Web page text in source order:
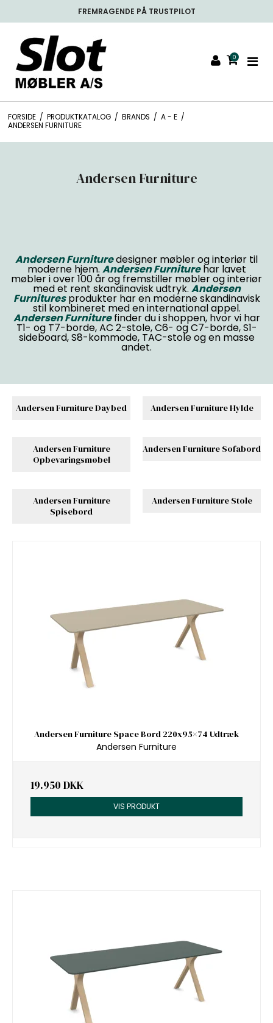
FREMRAGENDE PÅ TRUSTPILOT
0
FORSIDE / PRODUKTKATALOG / BRANDS / A - E /
ANDERSEN FURNITURE
Andersen Furniture
Andersen Furnituredesigner møbler og interiør til
moderne hjem. Andersen Furniturehar lavet
møbler i over 100 år og fremstiller møbler og interiør
med et rent skandinavisk udtryk. Andersen
Furnituresprodukter har en moderne skandinavisk
stil kombineret med en international appel.
Andersen Furniturefinder du i shoppen, hvor vi har
T1- og T7-borde, AC 2-stole, C6- og C7-borde, S1-
sideboard, S8-kommode, TAC-stole og en masse
andet.
Andersen Furniture Daybed Andersen Furniture Hylde
Andersen Furniture
Opbevaringsmøbel
Andersen Furniture Sofabord
Andersen Furniture
Spisebord
Andersen Furniture Stole
Andersen Furniture Space Bord 220x95×74 Udtræk
Andersen Furniture
19.950 DKK
VIS PRODUKT